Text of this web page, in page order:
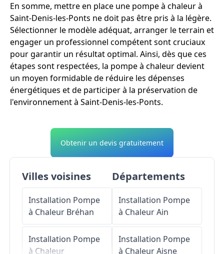
En somme, mettre en place une pompe à chaleur à
Saint-Denis-les-Ponts ne doit pas être pris à la légère.
Sélectionner le modèle adéquat, arranger le terrain et
engager un professionnel compétent sont cruciaux
pour garantir un résultat optimal. Ainsi, dès que ces
étapes sont respectées, la pompe à chaleur devient
un moyen formidable de réduire les dépenses
énergétiques et de participer à la préservation de
l'environnement à Saint-Denis-les-Ponts.
Obtenir un devis gratuitement
Villes voisines
Installation Pompe
à Chaleur Bréhan
Installation Pompe
à Chaleur
Départements
Installation Pompe
à ChaleurAin
Installation Pompe
à ChaleurAisne